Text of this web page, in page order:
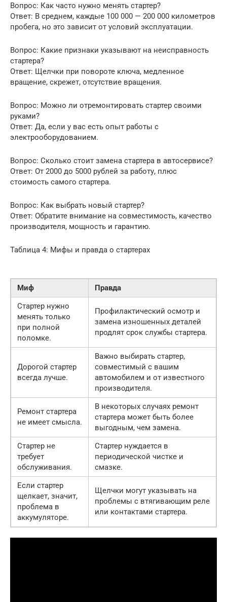
Вопрос: Как часто нужно менять стартер?
Ответ: В среднем, каждые 100 000 — 200 000 километров
пробега, но это зависит от условий эксплуатации.
Вопрос: Какие признаки указывают на неисправность
стартера?
Ответ: Щелчки при повороте ключа, медленное
вращение, скрежет, отсутствие вращения.
Вопрос: Можно ли отремонтировать стартер своими
руками?
Ответ: Да, если у вас есть опыт работы с
электрооборудованием.
Вопрос: Сколько стоит замена стартера в автосервисе?
Ответ: От 2000 до 5000 рублей за работу, плюс
стоимость самого стартера.
Вопрос: Как выбрать новый стартер?
Ответ: Обратите внимание на совместимость, качество
производителя, мощность и гарантию.
Таблица 4: Мифы и правда о стартерах
Миф
Правда
Стартер нужно
менять только
при полной
поломке.
Профилактический осмотр и
замена изношенных деталей
продлят срок службы стартера.
Дорогой стартер
всегда лучше.
Важно выбирать стартер,
совместимый с вашим
автомобилем и от известного
производителя.
Ремонт стартера
не имеет смысла.
В некоторых случаях ремонт
стартера может быть более
выгодным, чем замена.
Стартер не
требует
обслуживания.
Стартер нуждается в
периодической чистке и
смазке.
Если стартер
щелкает, значит,
проблема в
аккумуляторе.
Щелчки могут указывать на
проблемы с втягивающим реле
или контактами стартера.